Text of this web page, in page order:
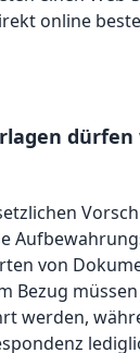
online
von
Bezug
werden,